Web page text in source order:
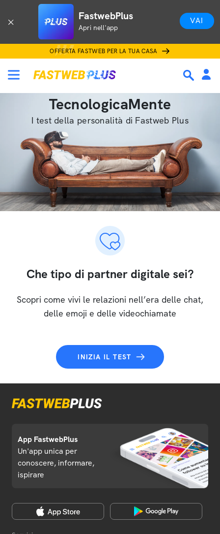
FastwebPlus
Apri nell'app
VAI
OFFERTA FASTWEB PER LA TUA CASA
TecnologicaMente
I test della personalità di Fastweb Plus
Che tipo di partner digitale sei?
Scopri come vivi le relazioni nell’era delle chat,
delle emoji e delle videochiamate
INIZIA IL TEST
App FastwebPlus
Un'app unica per
conoscere, informare,
ispirare